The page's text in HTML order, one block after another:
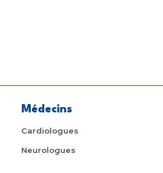
Médecins
Cardiologues
Neurologues